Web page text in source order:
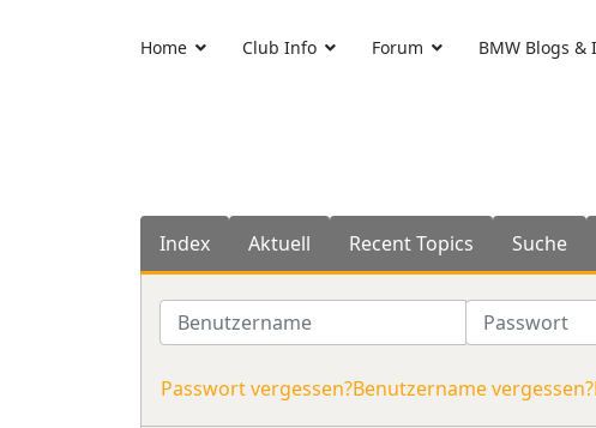
Home Club Info Forum BMW Blogs &
Index Aktuell Recent Topics Suche
Benutzername Passwort
Passwort vergessen?Benutzername vergessen?